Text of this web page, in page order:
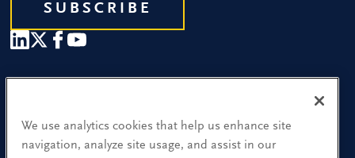
SUBSCRIBE
Find a Location
Research and Insight
We use analytics cookies that help us enhance site
navigation, analyze site usage, and assist in our